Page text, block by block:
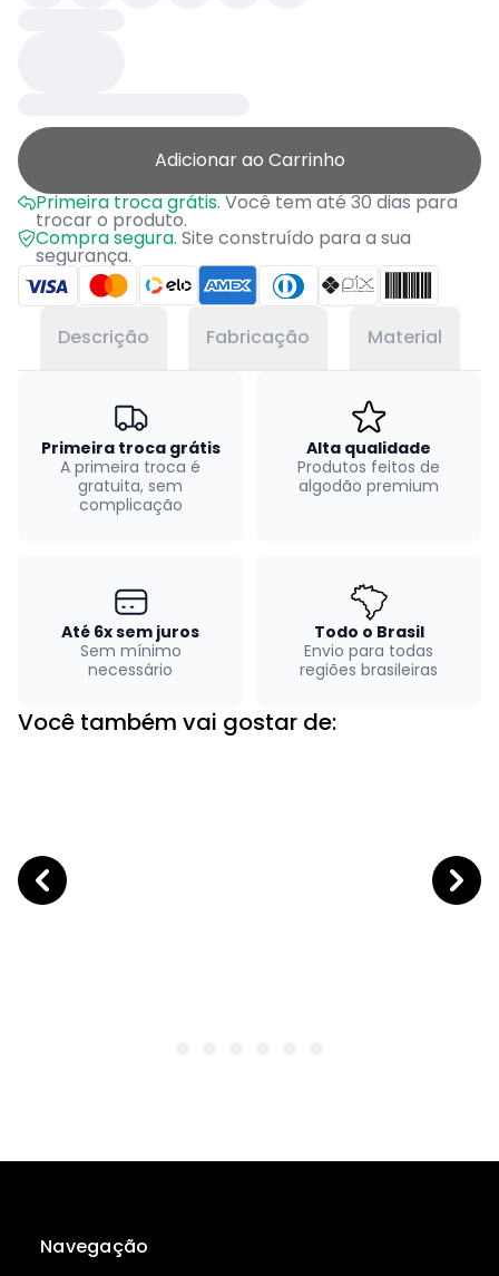
Adicionar ao Carrinho
Primeira troca grátis.Você tem até 30 dias para
trocar o produto.
Compra segura. Site construído para a sua
segurança.
Descrição Fabricação Material
Primeira troca grátis
A primeira troca é
gratuita, sem
complicação
Alta qualidade
Produtos feitos de
algodão premium
Até 6x sem juros
Sem mínimo
necessário
Todo o Brasil
Envio para todas
regiões brasileiras
Você também vai gostar de:
Navegação